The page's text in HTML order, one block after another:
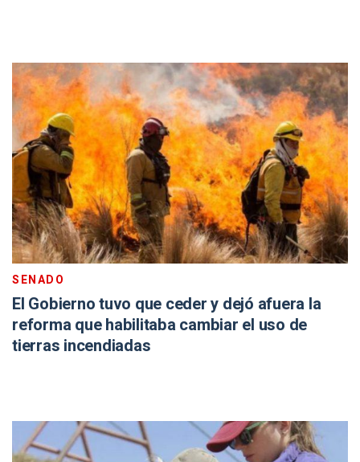
SENADO
El Gobierno tuvo que ceder y dejó afuera la
reforma que habilitaba cambiar el uso de
tierras incendiadas